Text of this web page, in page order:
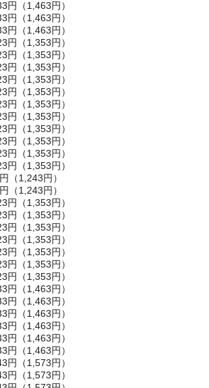
（1,463円）
（1,463円）
（1,463円）
（1,353円）
（1,353円）
（1,353円）
（1,353円）
（1,353円）
（1,353円）
（1,353円）
（1,353円）
（1,353円）
（1,353円）
（1,353円）
1,243円）
1,243円）
（1,353円）
（1,353円）
（1,353円）
（1,353円）
（1,353円）
（1,353円）
（1,353円）
（1,463円）
（1,463円）
（1,463円）
（1,463円）
（1,463円）
（1,463円）
（1,573円）
（1,573円）